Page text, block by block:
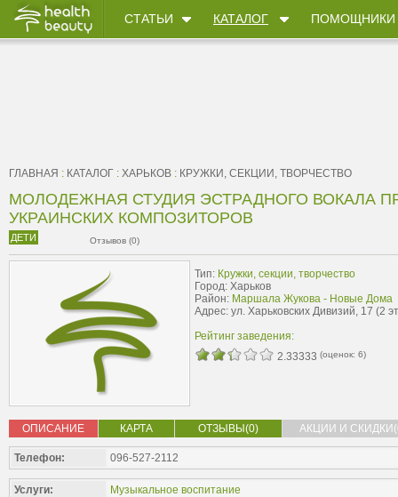
СТАТЬИ КАТАЛОГ ПОМОЩНИКИ
ГЛАВНАЯ : КАТАЛОГ : ХАРЬКОВ : КРУЖКИ, СЕКЦИИ, ТВОРЧЕСТВО
МОЛОДЕЖНАЯ СТУДИЯ ЭСТРАДНОГО ВОКАЛА
УКРАИНСКИХ КОМПОЗИТОРОВ
ДЕТИ Отзывов (0)
Тип: Кружки, секции, творчество
Город: Харьков
Район: Маршала Жукова - Новые Дома
Адрес: ул. Харьковских Дивизий, 17 (2
Рейтинг заведения:
2.33333 (оценок: 6)
ОПИСАНИЕ КАРТА ОТЗЫВЫ(0) АКЦИИ И
Телефон: 096-527-2112
Услуги: Музыкальное воспитание